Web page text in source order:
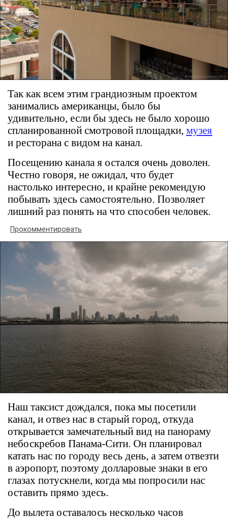
Так как всем этим грандиозным проектом
занимались американцы, было бы
удивительно, если бы здесь не было хорошо
спланированной смотровой площадки, музея
и ресторана с видом на канал.
Посещению канала я остался очень доволен.
Честно говоря, не ожидал, что будет
настолько интересно, и крайне рекомендую
побывать здесь самостоятельно. Позволяет
лишний раз понять на что способен человек.
Прокомментировать
Наш таксист дождался, пока мы посетили
канал, и отвез нас в старый город, откуда
открывается замечательный вид на панораму
небоскребов Панама-Сити. Он планировал
катать нас по городу весь день, а затем отвезти
в аэропорт, поэтому долларовые знаки в его
глазах потускнели, когда мы попросили нас
оставить прямо здесь.
До вылета оставалось несколько часов